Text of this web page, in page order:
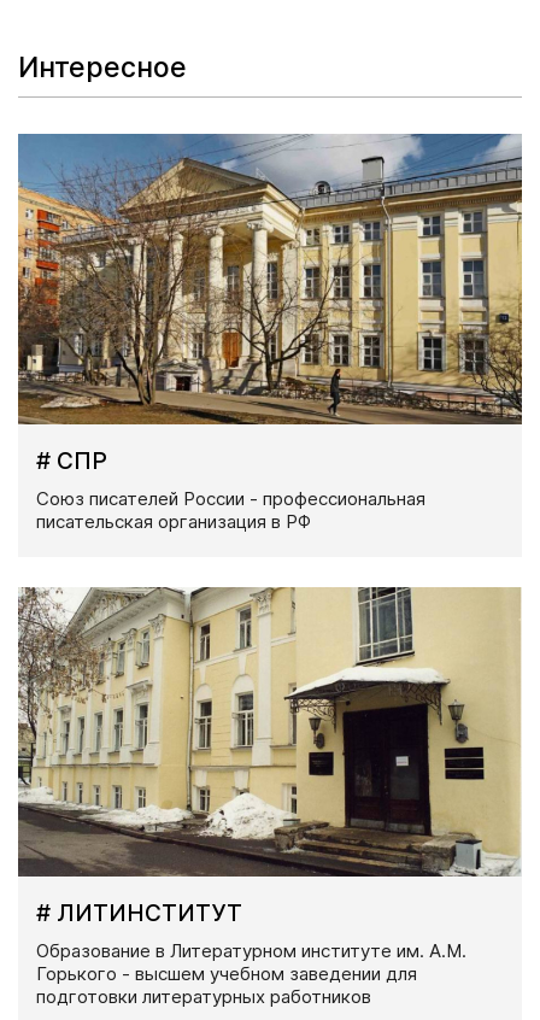
Интересное
# СПР
Союз писателей России - профессиональная
писательская организация в РФ
# ЛИТИНСТИТУТ
Образование в Литературном институте им. А.М.
Горького - высшем учебном заведении для
подготовки литературных работников